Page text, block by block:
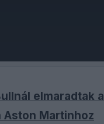
elmaradtak a
Martinhoz